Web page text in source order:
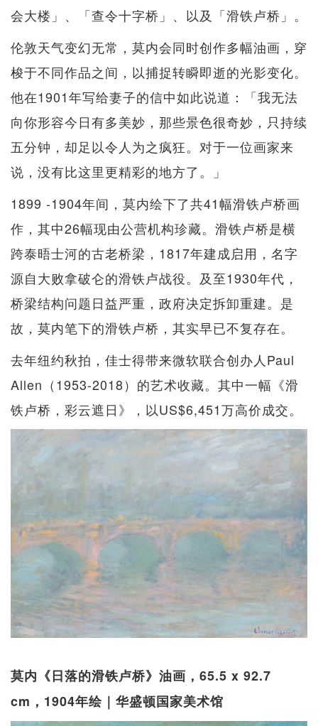
会大楼」、「查令十字桥」、以及「滑铁卢桥」。
伦敦天气变幻无常，莫内会同时创作多幅油画，穿
梭于不同作品之间，以捕捉转瞬即逝的光影变化。
他在1901年写给妻子的信中如此说道：「我无法
向你形容今日有多美妙，那些景色很奇妙，只持续
五分钟，却足以令人为之疯狂。对于一位画家来
说，没有比这里更精彩的地方了。」
1899 -1904年间，莫内绘下了共41幅滑铁卢桥画
作，其中26幅现由公营机构珍藏。滑铁卢桥是横
跨泰晤士河的古老桥梁，1817年建成启用，名字
源自大败拿破仑的滑铁卢战役。及至1930年代，
桥梁结构问题日益严重，政府决定拆卸重建。是
故，莫内笔下的滑铁卢桥，其实早已不复存在。
去年纽约秋拍，佳士得带来微软联合创办人Paul
Allen（1953-2018）的艺术收藏。其中一幅《滑
铁卢桥，彩云遮日》，以US$6,451万高价成交。
莫内《日落的滑铁卢桥》油画，65.5 x 92.7
cm，1904年绘｜华盛顿国家美术馆